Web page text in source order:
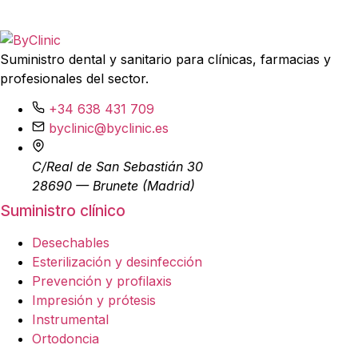
Suministro dental y sanitario para clínicas, farmacias y
profesionales del sector.
+34 638 431 709
byclinic@byclinic.es
C/Real de San Sebastián 30
28690 — Brunete (Madrid)
Suministro clínico
Desechables
Esterilización y desinfección
Prevención y profilaxis
Impresión y prótesis
Instrumental
Ortodoncia